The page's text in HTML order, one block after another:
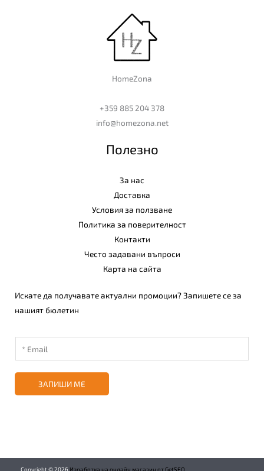
HomeZona
+359 885 204 378
info@homezona.net
Полезно
За нас
Доставка
Условия за ползване
Политика за поверителност
Контакти
Често задавани въпроси
Карта на сайта
Искате да получавате актуални промоции? Запишете се за
нашият бюлетин
ЗАПИШИ МЕ
Copyright ©2026 Изработка на онлайн магазин от GetSEO